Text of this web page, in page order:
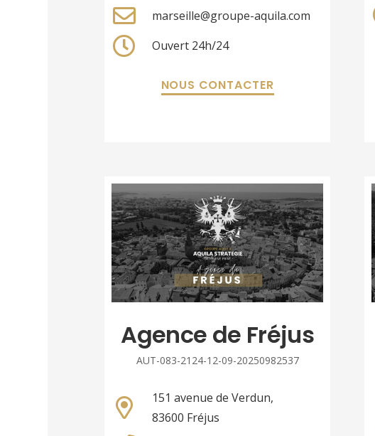
marseille@groupe-aquila.com
Ouvert 24h/24
NOUS CONTACTER
Agence de Fréjus
AUT-083-2124-12-09-20250982537
151 avenue de Verdun,
83600 Fréjus